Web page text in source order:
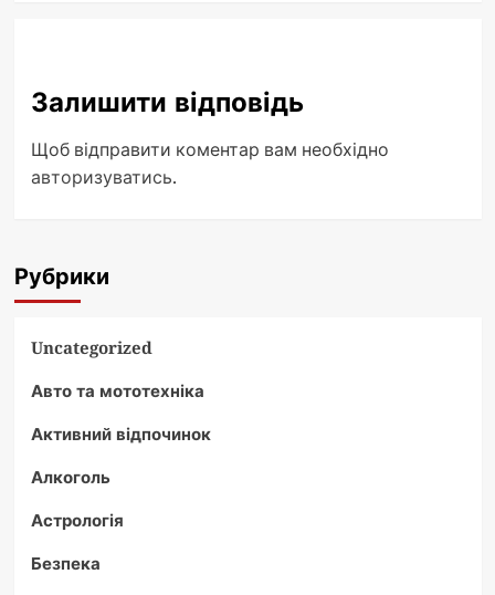
Залишити відповідь
Щоб відправити коментар вам необхідно
авторизуватись.
Рубрики
Uncategorized
Авто та мототехніка
Активний відпочинок
Алкоголь
Астрологія
Безпека